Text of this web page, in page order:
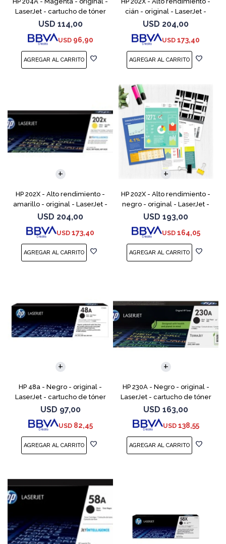
LaserJet - cartucho de tóner
(CF513A) - para Color LaserJet
Pro M154a, M154nw, MFP
M180n, MFP M18
USD 114,00
USD 96,90
cián - original - LaserJet -
cartucho de tóner (CF501X) -
para Color LaserJet Pro
M254dw, M254nw, M
USD 204,00
USD 173,40
HP 202X - Alto rendimiento -
amarillo - original - LaserJet -
cartucho de tóner (CF502X) -
para Color LaserJet Pro
M254dw, M254n
USD 204,00
USD 173,40
HP 202X - Alto rendimiento -
negro - original - LaserJet -
cartucho de tóner (CF500X) -
para Color LaserJet Pro
M254dw, M254nw,
USD 193,00
USD 164,05
HP 48a - Negro - original -
LaserJet - cartucho de tóner
(CF248A) - para LaserJet Pro
M15a, MFP M28a, MFP M28w,
MFP M31w
USD 97,00
USD 82,45
HP 230A - Negro - original -
LaserJet - cartucho de tóner
(W2300A) - para Color
LaserJet Pro 4201, 4203, MFP
4301, MFP 4303
USD 163,00
USD 138,55